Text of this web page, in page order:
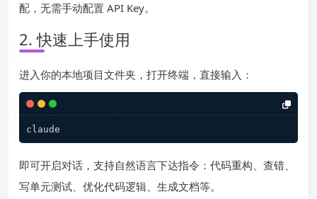
配，无需手动配置 API Key。
2. 快速上手使用
进入你的本地项目文件夹，打开终端，直接输入：
claude
即可开启对话，支持自然语言下达指令：代码重构、查错、
写单元测试、优化代码逻辑、生成文档等。